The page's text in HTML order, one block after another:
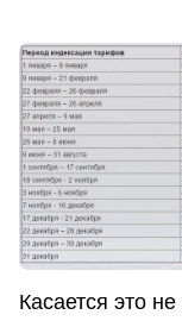
Касается это